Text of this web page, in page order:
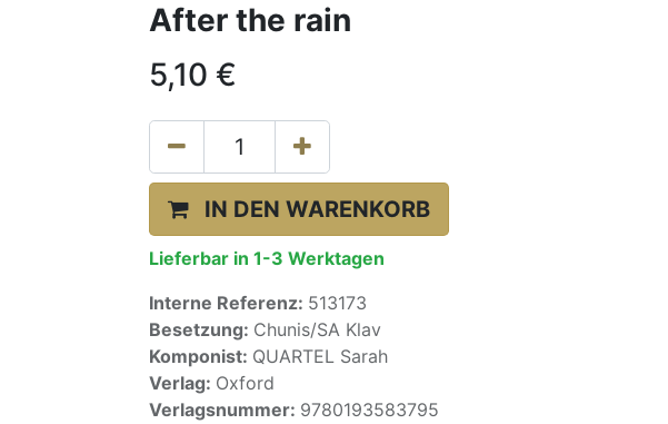
After the rain
5,10 €
IN DEN WARENKORB
Lieferbar in 1-3 Werktagen
Interne Referenz: 513173
Besetzung: Chunis/SA Klav
Komponist: QUARTEL Sarah
Verlag: Oxford
Verlagsnummer: 9780193583795